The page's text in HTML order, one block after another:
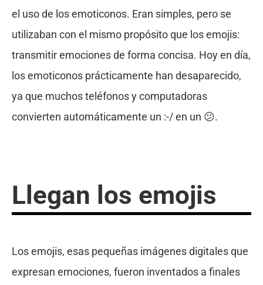
el uso de los emoticonos. Eran simples, pero se
utilizaban con el mismo propósito que los emojis:
transmitir emociones de forma concisa. Hoy en día,
los emoticonos prácticamente han desaparecido,
ya que muchos teléfonos y computadoras
convierten automáticamente un :-/ en un 😕.
Llegan los emojis
Los emojis, esas pequeñas imágenes digitales que
expresan emociones, fueron inventados a finales